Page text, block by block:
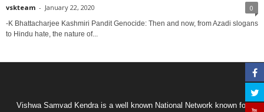
vskteam - January 22, 2020 0
-K Bhattacharjee Kashmiri Pandit Genocide: Then and now, from Azadi slogans
to Hindu hate, the nature of...
Vishwa Samvad Kendra is a well known National Network known for